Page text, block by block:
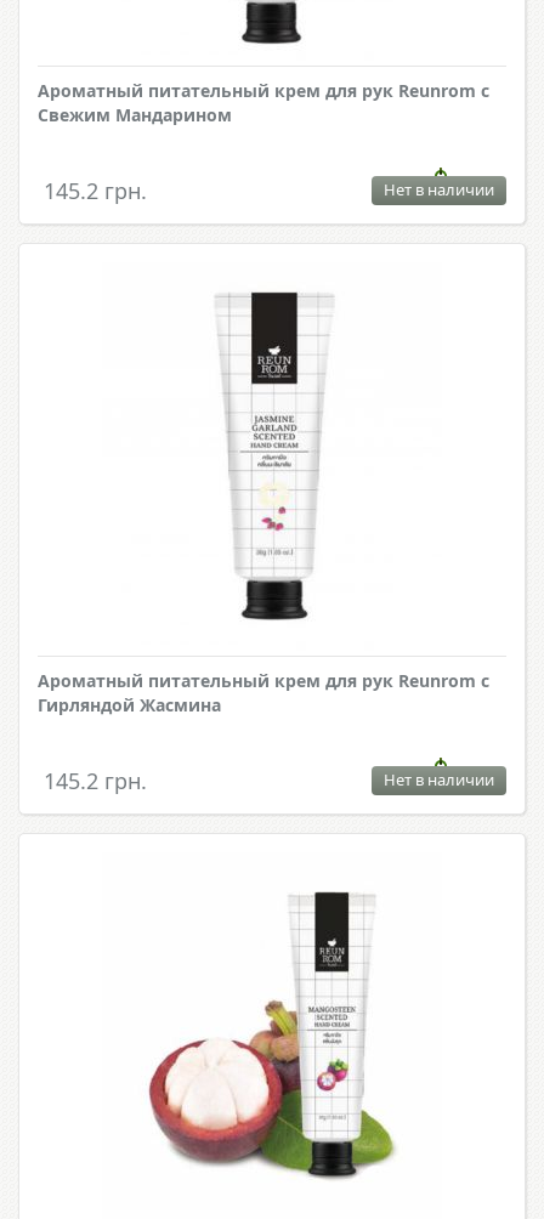
Ароматный питательный крем для рук Reunrom с
Свежим Мандарином
145.2 грн. Нет в наличии
Ароматный питательный крем для рук Reunrom с
Гирляндой Жасмина
145.2 грн. Нет в наличии